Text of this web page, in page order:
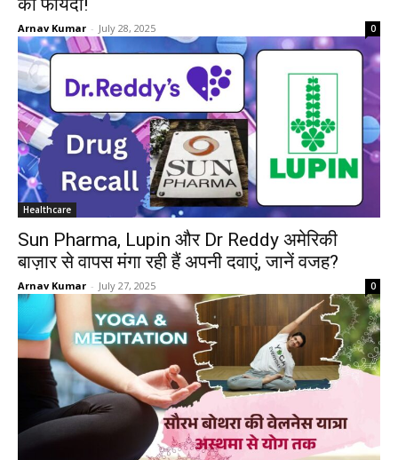
को फायदा!
Arnav Kumar - July 28, 2025 0
Healthcare
Sun Pharma, Lupin और Dr Reddy अमेरिकी
बाज़ार से वापस मंगा रही हैं अपनी दवाएं, जानें वजह?
Arnav Kumar - July 27, 2025 0